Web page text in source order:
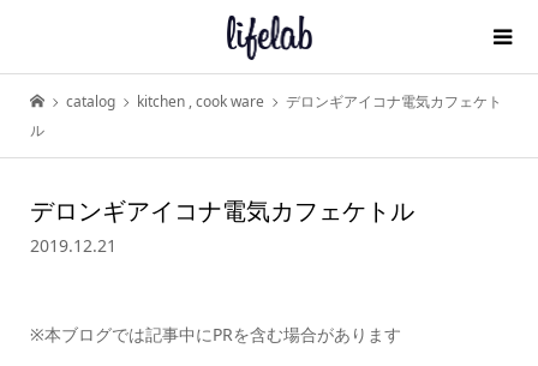
catalog kitchen ,cook ware
デロンギアイコナ電気カフェケト
ル
デロンギアイコナ電気カフェケトル
2019.12.21
※本ブログでは記事中にPRを含む場合があります